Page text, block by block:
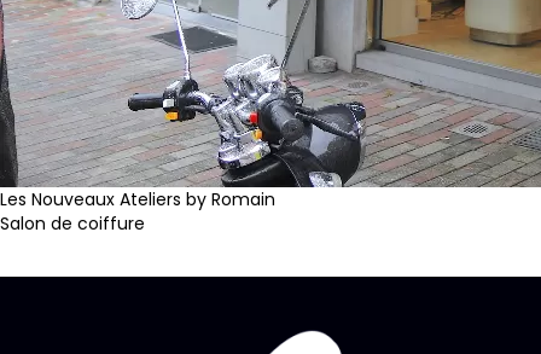
Les Nouveaux Ateliers by Romain
Salon de coiffure